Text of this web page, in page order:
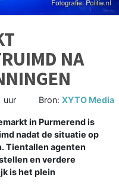
NA
uur Bron: XYTO Media
in Purmerend is
nadat de situatie op
Tientallen agenten
en verdere
is het plein